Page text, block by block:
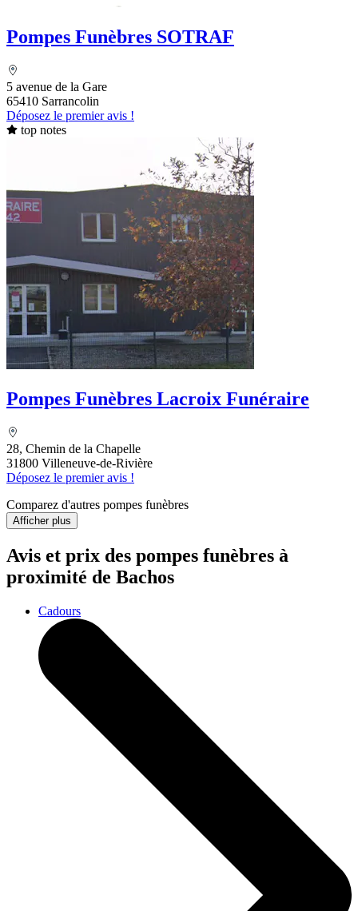
Pompes Funèbres SOTRAF
5 avenue de la Gare
65410 Sarrancolin
Déposez le premier avis !
top notes
Pompes Funèbres Lacroix Funéraire
28, Chemin de la Chapelle
31800 Villeneuve-de-Rivière
Déposez le premier avis !
Comparez d'autres pompes funèbres
Afficher plus
Avis et prix des pompes funèbres à
proximité de Bachos
Cadours